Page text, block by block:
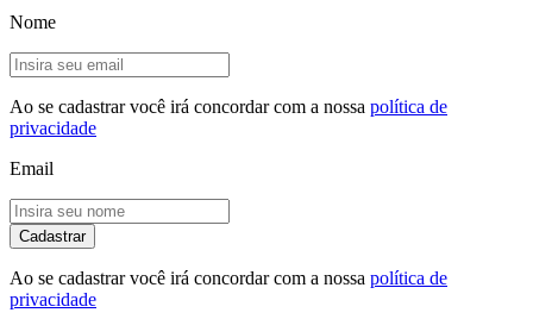
Nome
Ao se cadastrar você irá concordar com a nossa política de
privacidade
Email
Cadastrar
Ao se cadastrar você irá concordar com a nossa política de
privacidade